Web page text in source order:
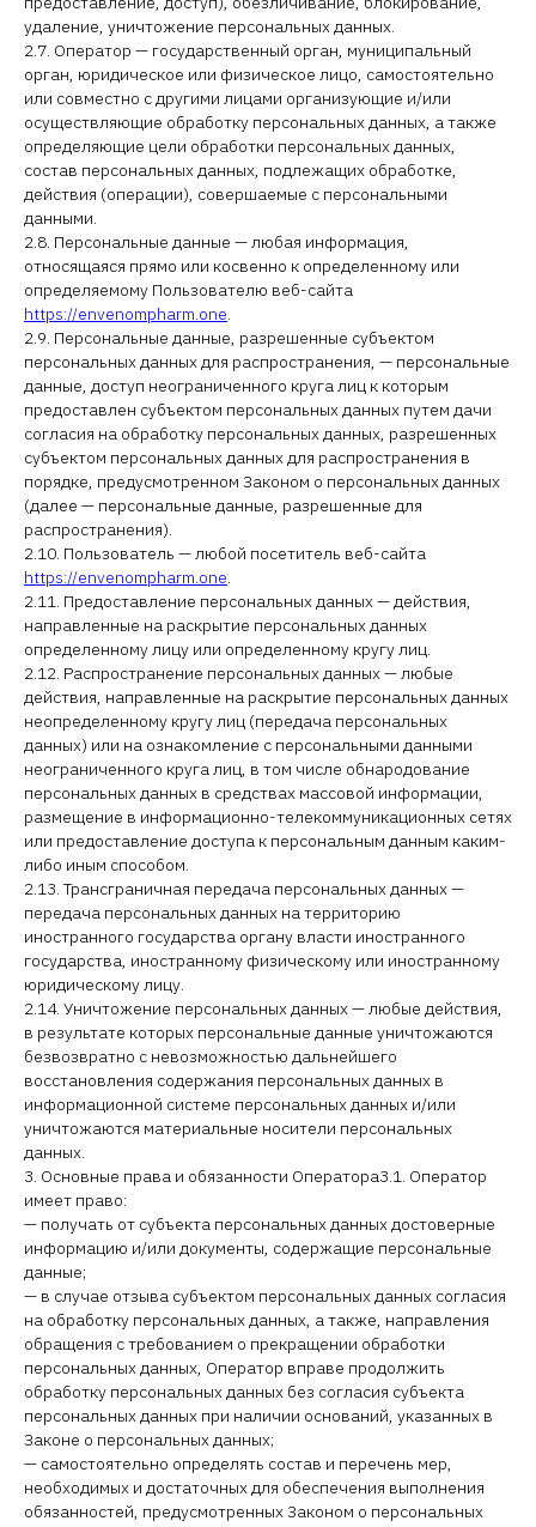
удаление, уничтожение персональных данных.
2.7. Оператор — государственный орган, муниципальный
орган, юридическое или физическое лицо, самостоятельно
или совместно с другими лицами организующие и/или
осуществляющие обработку персональных данных, а также
определяющие цели обработки персональных данных,
состав персональных данных, подлежащих обработке,
действия (операции), совершаемые с персональными
данными.
2.8. Персональные данные — любая информация,
относящаяся прямо или косвенно к определенному или
определяемому Пользователю веб-сайта
https://envenompharm.one.
2.9. Персональные данные, разрешенные субъектом
персональных данных для распространения, — персональные
данные, доступ неограниченного круга лиц к которым
предоставлен субъектом персональных данных путем дачи
согласия на обработку персональных данных, разрешенных
субъектом персональных данных для распространения в
порядке, предусмотренном Законом о персональных данных
(далее — персональные данные, разрешенные для
распространения).
2.10. Пользователь — любой посетитель веб-сайта
https://envenompharm.one.
2.11. Предоставление персональных данных — действия,
направленные на раскрытие персональных данных
определенному лицу или определенному кругу лиц.
2.12. Распространение персональных данных — любые
действия, направленные на раскрытие персональных данных
неопределенному кругу лиц (передача персональных
данных) или на ознакомление с персональными данными
неограниченного круга лиц, в том числе обнародование
персональных данных в средствах массовой информации,
размещение в информационно-телекоммуникационных сетях
или предоставление доступа к персональным данным каким-
либо иным способом.
2.13. Трансграничная передача персональных данных —
передача персональных данных на территорию
иностранного государства органу власти иностранного
государства, иностранному физическому или иностранному
юридическому лицу.
2.14. Уничтожение персональных данных — любые действия,
в результате которых персональные данные уничтожаются
безвозвратно с невозможностью дальнейшего
восстановления содержания персональных данных в
информационной системе персональных данных и/или
уничтожаются материальные носители персональных
данных.
3. Основные права и обязанности Оператора3.1. Оператор
имеет право:
— получать от субъекта персональных данных достоверные
информацию и/или документы, содержащие персональные
данные;
— в случае отзыва субъектом персональных данных согласия
на обработку персональных данных, а также, направления
обращения с требованием о прекращении обработки
персональных данных, Оператор вправе продолжить
обработку персональных данных без согласия субъекта
персональных данных при наличии оснований, указанных в
Законе о персональных данных;
— самостоятельно определять состав и перечень мер,
необходимых и достаточных для обеспечения выполнения
обязанностей, предусмотренных Законом о персональных